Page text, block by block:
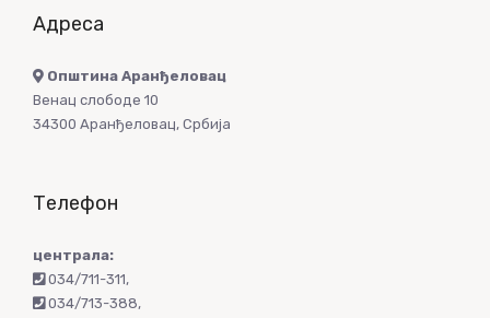
Адреса
Општина Аранђеловац
Венац слободе 10
34300 Аранђеловац, Србија
Телефон
централа:
034/711-311,
034/713-388,